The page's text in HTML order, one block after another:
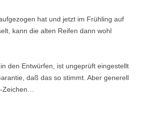
hat und jetzt im Frühling auf
kann die alten Reifen dann wohl
den Entwürfen, ist ungeprüft eingestellt
daß das so stimmt. Aber generell
Zeichen…